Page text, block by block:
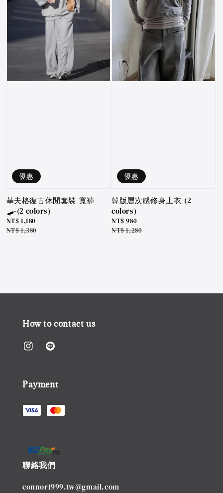
優惠
華夫格復古休閒套裝-寬褲
🛹-(2 colors)
Sale
price
NT$ 1,180
Regular
NT$ 1,380
優惠
韓版層次感修身上衣-(2
colors)
Sale
price
NT$ 980
Regular
NT$ 1,280
How to contact us
Payment
聯絡我們
connor1999.tw@gmail.com